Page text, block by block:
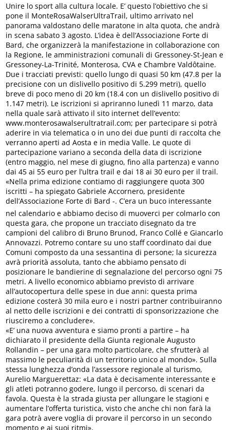
Unire lo sport alla cultura locale. E’ questo l’obiettivo che si
pone il MonteRosaWalserUltraTrail, ultimo arrivato nel
panorama valdostano delle maratone in alta quota, che andrà
in scena sabato 3 agosto. L’idea è dell’Associazione Forte di
Bard, che organizzerà la manifestazione in collaborazione con
la Regione, le amministrazioni comunali di Gressoney-St-Jean e
Gressoney-La-Trinité, Monterosa, CVA e Chambre Valdôtaine.
Due i tracciati previsti: quello lungo di quasi 50 km (47.8 per la
precisione con un dislivello positivo di 5.299 metri), quello
breve di poco meno di 20 km (18.4 con un dislivello positivo di
1.147 metri). Le iscrizioni si apriranno lunedì 11 marzo, data
nella quale sarà attivato il sito internet dell’evento:
www.monterosawalserultratrail.com; per partecipare si potrà
aderire in via telematica o in uno dei due punti di raccolta che
verranno aperti ad Aosta e in media Valle. Le quote di
partecipazione variano a seconda della data di iscrizione
(entro maggio, nel mese di giugno, fino alla partenza) e vanno
dai 45 ai 55 euro per l’ultra trail e dai 18 ai 30 euro per il trail.
«Nella prima edizione contiamo di raggiungere quota 300
iscritti – ha spiegato Gabriele Accornero, presidente
dell’Associazione Forte di Bard -. C’era un buco interessante
nel calendario e abbiamo deciso di muoverci per colmarlo con
questa gara, che propone un tracciato disegnato da tre
campioni del calibro di Bruno Brunod, Franco Collé e Giancarlo
Annovazzi. Potremo contare su uno staff coordinato dai due
Comuni composto da una sessantina di persone; la sicurezza
avrà priorità assoluta, tanto che abbiamo pensato di
posizionare le bandierine di segnalazione del percorso ogni 75
metri. A livello economico abbiamo previsto di arrivare
all’autocopertura delle spese in due anni: questa prima
edizione costerà 30 mila euro e i nostri partner contribuiranno
al netto delle iscrizioni e dei contratti di sponsorizzazione che
riusciremo a concludere».
«E’ una nuova avventura e siamo pronti a partire – ha
dichiarato il presidente della Giunta regionale Augusto
Rollandin – per una gara molto particolare, che sfrutterà al
massimo le peculiarità di un territorio unico al mondo». Sulla
stessa lunghezza d’onda l’assessore regionale al turismo,
Aurelio Marguerettaz: «La data è decisamente interessante e
gli atleti potranno godere, lungo il percorso, di scenari da
favola. Questa è la strada giusta per allungare le stagioni e
aumentare l’offerta turistica, visto che anche chi non farà la
gara potrà avere voglia di provare il percorso in un secondo
momento e ai suoi ritmi».